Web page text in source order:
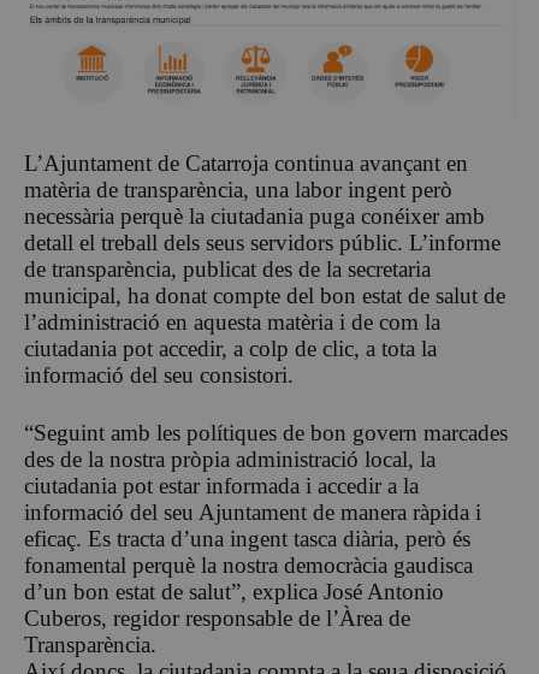
L’Ajuntament de Catarroja continua avançant en
matèria de transparència, una labor ingent però
necessària perquè la ciutadania puga conéixer amb
detall el treball dels seus servidors públic. L’informe
de transparència, publicat des de la secretaria
municipal, ha donat compte del bon estat de salut de
l’administració en aquesta matèria i de com la
ciutadania pot accedir, a colp de clic, a tota la
informació del seu consistori.
“Seguint amb les polítiques de bon govern marcades
des de la nostra pròpia administració local, la
ciutadania pot estar informada i accedir a la
informació del seu Ajuntament de manera ràpida i
eficaç. Es tracta d’una ingent tasca diària, però és
fonamental perquè la nostra democràcia gaudisca
d’un bon estat de salut”, explica José Antonio
Cuberos, regidor responsable de l’Àrea de
Transparència.